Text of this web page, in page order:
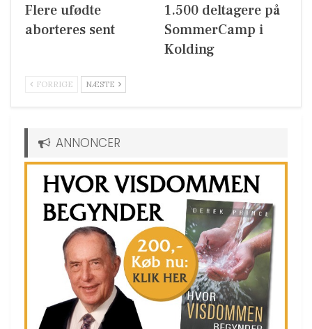
Flere ufødte
aborteres sent
1.500 deltagere på
SommerCamp i
Kolding
FORRIGE NÆSTE
ANNONCER